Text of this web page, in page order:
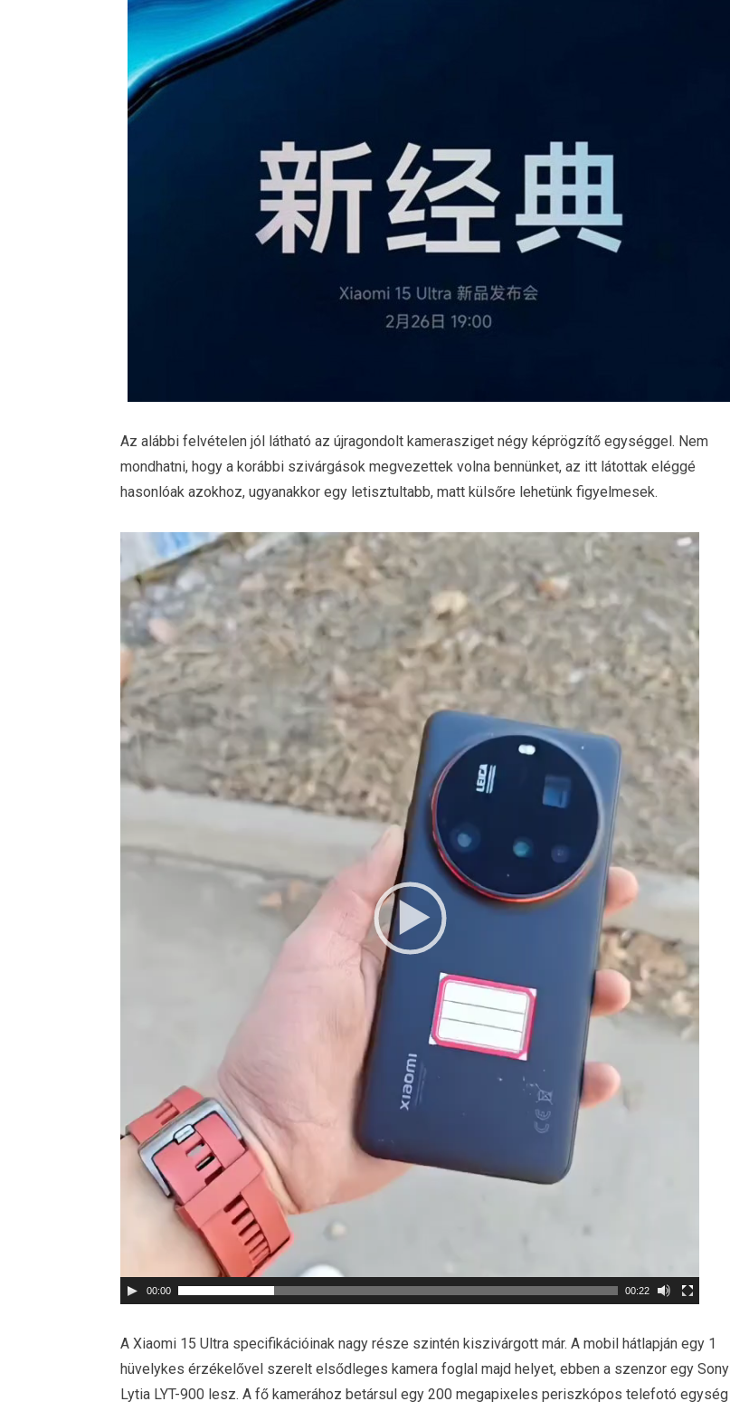
Az alábbi felvételen jól látható az újragondolt kamerasziget négy képrögzítő egységgel. Nem
mondhatni, hogy a korábbi szivárgások megvezettek volna bennünket, az itt látottak eléggé
hasonlóak azokhoz, ugyanakkor egy letisztultabb, matt külsőre lehetünk figyelmesek.
Videólejátszó
00:00 00:22
A Xiaomi 15 Ultra specifikációinak nagy része szintén kiszivárgott már. A mobil hátlapján egy 1
hüvelykes érzékelővel szerelt elsődleges kamera foglal majd helyet, ebben a szenzor egy Sony
Lytia LYT-900 lesz. A fő kamerához betársul egy 200 megapixeles periszkópos telefotó egység